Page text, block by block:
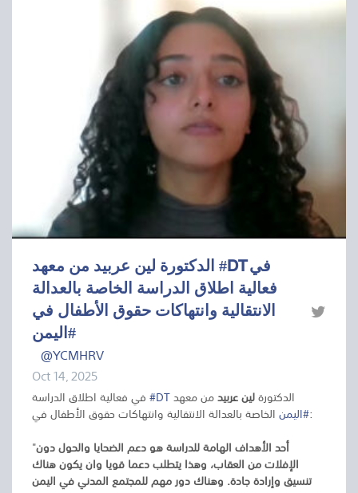
الدكتورة لين عربيد من معهد #DT في
فعالية اطلاق الدراسة الخاصة بالعدالة
الانتقالية وانتهاكات حقوق الأطفال في
#اليمن
@YCMHRV
Oct 14, 2025
الدكتورة لين عربيد من معهد #DT في فعالية اطلاق الدراسة
#اليمن:
"أحد الأهداف الهامة للدراسة هو دعم الضحايا والحول دون
الإفلات من العقاب، وهذا يتطلب دعما قويا وان يكون هناك
تنسيق وإرادة جادة. وهناك دور مهم للمجتمع المدني في اليمن